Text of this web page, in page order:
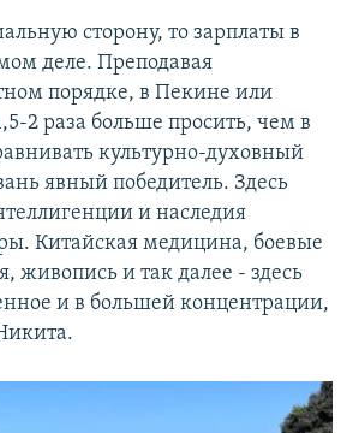
сторону, то зарплаты в
деле. Преподавая
порядке, в Пекине или
2 раза больше просить, чем в
культурно-духовный
явный победитель. Здесь
и наследия
Китайская медицина, боевые
живопись и так далее - здесь
и в большей концентрации,